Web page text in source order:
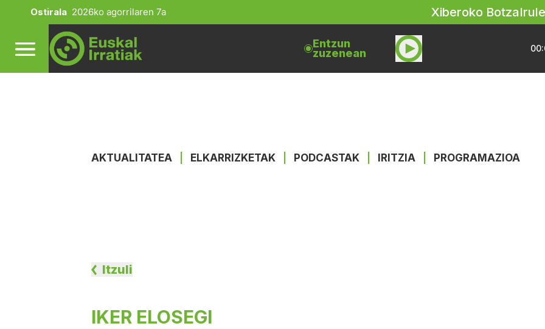
Ostirala 2026ko agorrilaren 7a Xiberoko Botza
Entzun
zuzenean
AKTUALITATEA ELKARRIZKETAK PODCASTAK IRITZIA PROGRAMAZIOA
Itzuli
IKER ELOSEGI